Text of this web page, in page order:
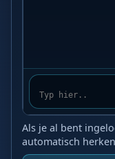
Als je al bent
automatisch